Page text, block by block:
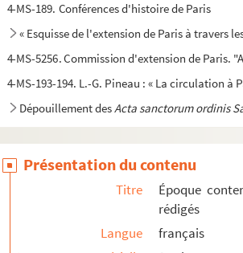
4-MS-189. Conférences d'histoire de Paris
« Esquisse de l'extension de Paris à travers
4-MS-5256. Commission d'extension de Paris.
4-MS-193-194. L.-G. Pineau : « La circulation
Dépouillement desActa sanctorum ordinis
Dépouillements d'ouvrages philosophiques
4-MS-5087. Nécrologie de Marcel Poëte :
Présentation du contenu
Titre
Époque
rédigés
Langue
français